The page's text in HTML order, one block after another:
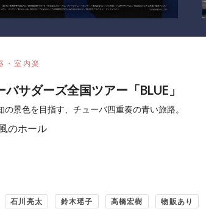
・室内楽
バサダーズ全国ツアー「BLUE」
景色を目指す、チューバ四重奏の青い旅路。
のホール
石川亮太 鈴木瑶子 高橋宏樹 物販あり